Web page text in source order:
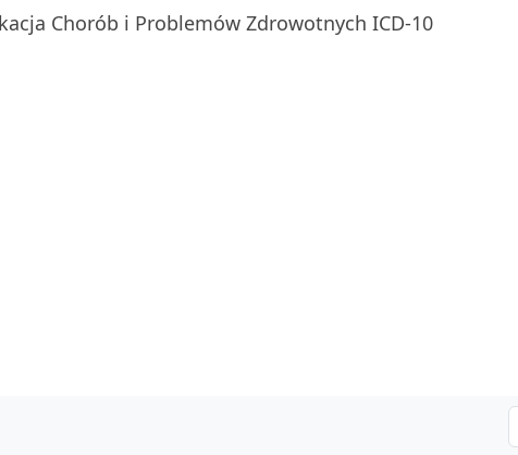
Chorób i Problemów Zdrowotnych ICD-10